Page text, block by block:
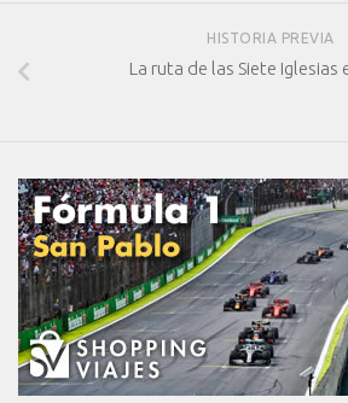
HISTORIA PREVIA
La ruta de las Siete Iglesias